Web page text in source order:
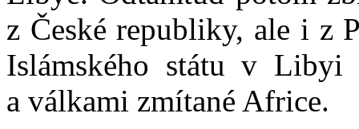
z České republiky, ale i z
Islámského státu v
a válkami zmítané Africe.